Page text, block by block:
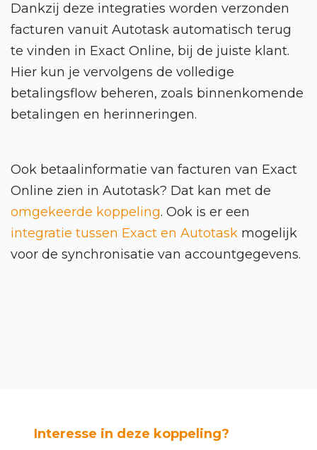
Dankzij deze integraties worden verzonden
facturen vanuit Autotask automatisch terug
te vinden in Exact Online, bij de juiste klant.
Hier kun je vervolgens de volledige
betalingsflow beheren, zoals binnenkomende
betalingen en herinneringen.
Ook betaalinformatie van facturen van Exact
Online zien in Autotask? Dat kan met de
omgekeerde koppeling. Ook is er een
integratie tussen Exact en Autotask mogelijk
voor de synchronisatie van accountgegevens.
Interesse in deze koppeling?